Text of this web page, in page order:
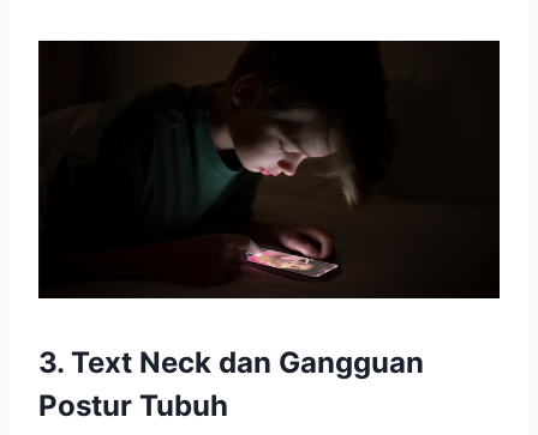
3. Text Neck dan Gangguan
Postur Tubuh